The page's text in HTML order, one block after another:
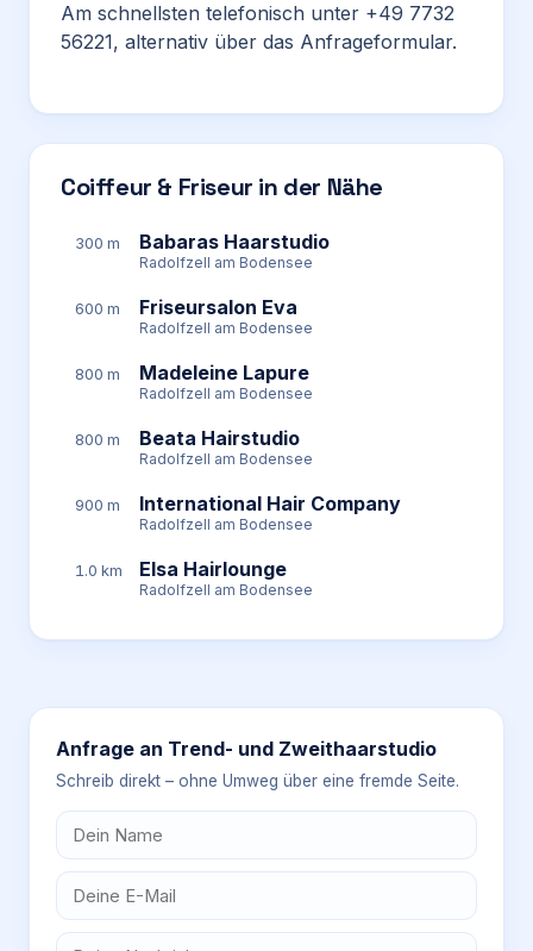
Am schnellsten telefonisch unter +49 7732
56221, alternativ über das Anfrageformular.
Coiffeur & Friseur in der Nähe
300 m Babaras Haarstudio
Radolfzell am Bodensee
600 m Friseursalon Eva
Radolfzell am Bodensee
800 m Madeleine Lapure
Radolfzell am Bodensee
800 m Beata Hairstudio
Radolfzell am Bodensee
900 m International Hair Company
Radolfzell am Bodensee
1.0 km Elsa Hairlounge
Radolfzell am Bodensee
Anfrage an Trend- und Zweithaarstudio
Schreib direkt – ohne Umweg über eine fremde Seite.